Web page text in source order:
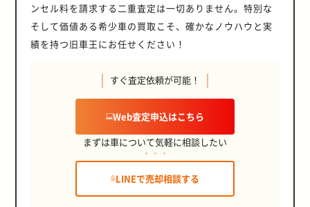
ンセル料を請求する二重査定は一切ありません。特別な
そして価値ある希少車の買取こそ、確かなノウハウと実
績を持つ旧車王にお任せください！
すぐ査定依頼が可能！
Web査定申込はこちら
まずは車について気軽に相談したい
LINEで売却相談する